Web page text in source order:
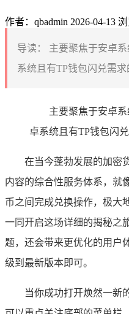
作者：qbadmin 2026-04-13
导读：
主要聚焦于安卓
系统且有TP钱包闪兑需
主要聚焦于安卓
卓系统且有TP钱包闪
在当今蓬勃发展的加密
内容的综合性服务体系，就
币之间完成兑换操作，极大
一同开启这场详细的揭秘之
题，还会带来更优化的用户
级到最新版本即可。
当你成功打开焕然一新